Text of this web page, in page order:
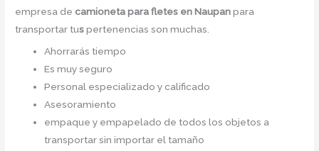
empresa de camioneta para fletes en Naupanpara
transportar tuspertenencias son muchas.
Ahorrarás tiempo
Es muy seguro
Personal especializado y calificado
Asesoramiento
empaque y empapelado de todos los objetos a
transportar sin importar el tamaño